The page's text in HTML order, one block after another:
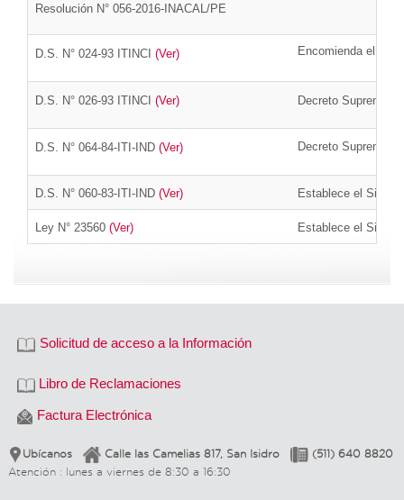
Resolución N° 056-2016-INACAL/PE
D.S. N° 024-93 ITINCI (Ver) Encomienda el
D.S. N° 026-93 ITINCI (Ver) Decreto Supremo
D.S. N° 064-84-ITI-IND (Ver) Decreto Supremo
D.S. N° 060-83-ITI-IND (Ver) Establece el
Ley N° 23560 (Ver) Establece el
Solicitud de acceso a la Información
Libro de Reclamaciones
Factura Electrónica
Ubícanos Calle las Camelias 817, San Isidro
(511) 640 8820
Atención : lunes a viernes de 8:30 a 16:30